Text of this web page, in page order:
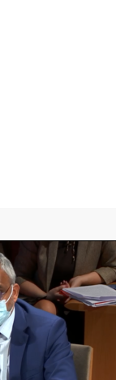
du Sénat